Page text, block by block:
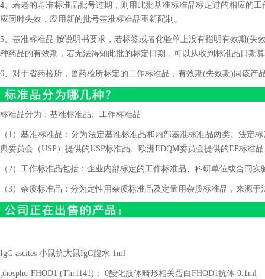
4、若老的基准标准品批号过期，则用此批基准标准品标定过的相应的
应同时失效，应用新的批号基准标准品重新配制。
5、基准标准品 按说明书要求，若标签或者化验单上没有指明有效期(失
种药品的有效期，若无法得知此批的标定日期，可以从收到标准品日期
6、对于省药检所，兽药检所标定的工作标准品，有效期(失效期)同该产
标准品分为：基准标准品、工作标准品
（1）基准标准品：分为法定基准标准品和内部基准标准品两类。法定
典委员会（USP）提供的USP标准品、欧洲EDQM委员会提供的EP标准
（2）工作标准品包括：企业内部标定的工作标准品、科研单位或合同
（3）杂质标准品：分为定性用杂质标准品及定量用杂质标准品，来源
IgG ascites 小鼠抗大鼠IgG腹水 1ml
phospho-FHOD1 (Thr1141) ： 0酸化肢体畸形相关蛋白FHOD1抗体 0.1ml